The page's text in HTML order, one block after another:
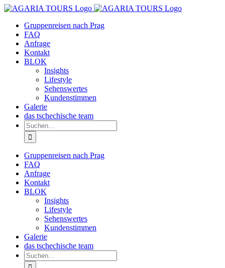
Zum
springenGruppenreisen nach Prag
FAQ
Anfrage
Kontakt
BLOK
Insights
Lifestyle
Sehenswertes
Kundenstimmen
Galerie
das tschechische team
Suche
nach:
Gruppenreisen nach Prag
FAQ
Anfrage
Kontakt
BLOK
Insights
Lifestyle
Sehenswertes
Kundenstimmen
Galerie
das tschechische team
Suche
nach: